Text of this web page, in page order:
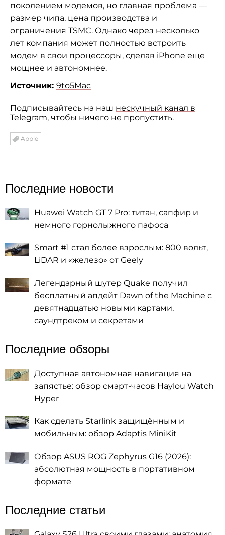
поколением модемов, но главная проблема —
размер чипа, цена производства и
ограничения TSMC. Однако через несколько
лет компания может полностью встроить
модем в свои процессоры, сделав iPhone еще
мощнее и автономнее.
Источник: 9to5Mac
Подписывайтесь на наш нескучный канал в
Telegram, чтобы ничего не пропустить.
Apple
Последние новости
Huawei Watch GT 7 Pro: титан, сапфир и
немного горнолыжного пафоса
Smart #1 стал более взрослым: 800 вольт,
LiDAR и «железо» от Geely
Легендарный шутер Quake получил
бесплатный апдейт Dawn of the Machine с
девятнадцатью новыми картами,
саундтреком и секретами
Последние обзоры
Доступная автономная навигация на
запястье: обзор смарт-часов Haylou Watch
Hyper
Как сделать Starlink защищённым и
мобильным: обзор Adaptis MiniKit
Обзор ASUS ROG Zephyrus G16 (2026):
абсолютная мощность в портативном
формате
Последние статьи